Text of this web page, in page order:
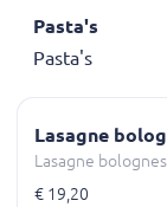
Pasta's
Pasta's
Lasagne
Lasagne
€ 19,20